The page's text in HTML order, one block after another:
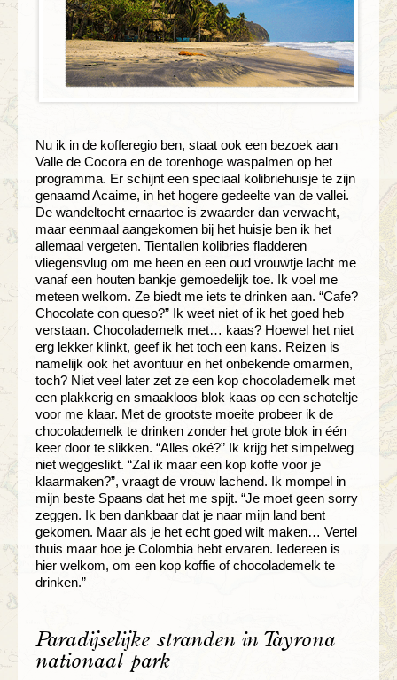
Nu ik in de kofferegio ben, staat ook een bezoek aan
Valle de Cocora en de torenhoge waspalmen op het
programma. Er schijnt een speciaal kolibriehuisje te zijn
genaamd Acaime, in het hogere gedeelte van de vallei.
De wandeltocht ernaartoe is zwaarder dan verwacht,
maar eenmaal aangekomen bij het huisje ben ik het
allemaal vergeten. Tientallen kolibries fladderen
vliegensvlug om me heen en een oud vrouwtje lacht me
vanaf een houten bankje gemoedelijk toe. Ik voel me
meteen welkom. Ze biedt me iets te drinken aan. “Cafe?
Chocolate con queso?” Ik weet niet of ik het goed heb
verstaan. Chocolademelk met… kaas? Hoewel het niet
erg lekker klinkt, geef ik het toch een kans. Reizen is
namelijk ook het avontuur en het onbekende omarmen,
toch? Niet veel later zet ze een kop chocolademelk met
een plakkerig en smaakloos blok kaas op een schoteltje
voor me klaar. Met de grootste moeite probeer ik de
chocolademelk te drinken zonder het grote blok in één
keer door te slikken. “Alles oké?” Ik krijg het simpelweg
niet weggeslikt. “Zal ik maar een kop koffe voor je
klaarmaken?”, vraagt de vrouw lachend. Ik mompel in
mijn beste Spaans dat het me spijt. “Je moet geen sorry
zeggen. Ik ben dankbaar dat je naar mijn land bent
gekomen. Maar als je het echt goed wilt maken… Vertel
thuis maar hoe je Colombia hebt ervaren. Iedereen is
hier welkom, om een kop koffie of chocolademelk te
drinken.”
Paradijselijke stranden in Tayrona
nationaal park